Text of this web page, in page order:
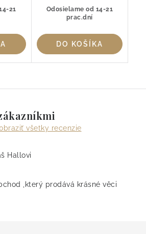
21
Odosielame od 14-21
prac.dní
DO KOŠÍKA
všetky recenzie
Hallovi
,který prodává krásné věci